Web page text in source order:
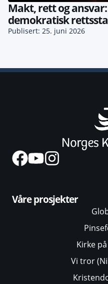
Makt, rett og
demokratisk
Publisert: 25. juni 2026
Våre prosjekter
Kirke
Vi tror